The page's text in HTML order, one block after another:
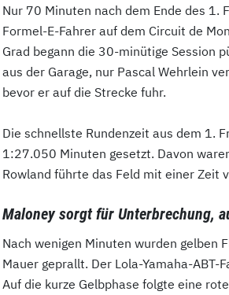
Nur 70 Minuten nach dem Ende des 1.
Formel-E-Fahrer auf dem Circuit de
Grad begann die 30-minütige Session
aus der Garage, nur Pascal Wehrlein
bevor er auf die Strecke fuhr.
Die schnellste Rundenzeit aus dem 1.
1:27.050 Minuten gesetzt. Davon
Rowland führte das Feld mit einer Zeit
Maloney sorgt für Unterbrechung,
Nach wenigen Minuten wurden gelben
Mauer geprallt. Der Lola-Yamaha-
Auf die kurze Gelbphase folgte eine